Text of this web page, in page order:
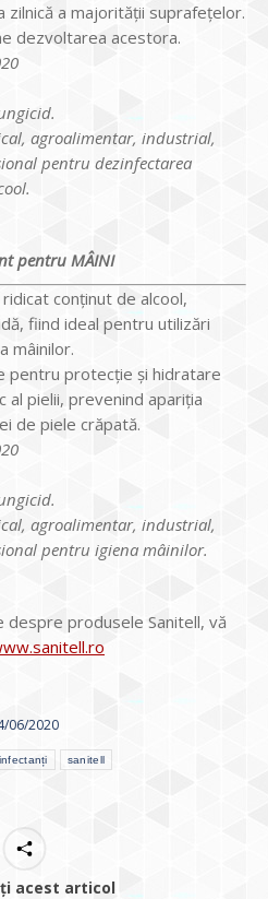
zilnică a majorității suprafețelor.
dezvoltarea acestora.
agroalimentar, industrial,
pentru dezinfectarea
pentru MÂINI
conținut de alcool,
fiind ideal pentru utilizări
mâinilor.
pentru protecție și hidratare
al pielii, prevenind apariția
de piele crăpată.
agroalimentar, industrial,
pentru igiena mâinilor.
produsele Sanitell, vă
06/2020
sanitell
acest articol